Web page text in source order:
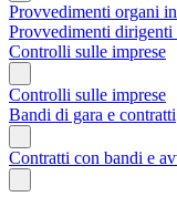
Provvedimenti organi
Provvedimenti dirigenti
Controlli sulle imprese
Controlli sulle imprese
Bandi di gara e contratti
Contratti con bandi e